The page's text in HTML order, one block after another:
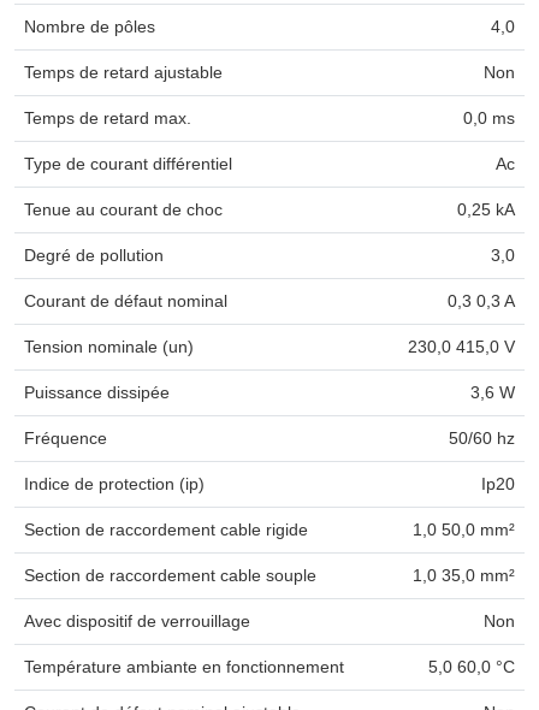
Nombre de pôles 4,0
Temps de retard ajustable Non
Temps de retard max. 0,0 ms
Type de courant différentiel Ac
Tenue au courant de choc 0,25 kA
Degré de pollution 3,0
Courant de défaut nominal 0,3 0,3 A
Tension nominale (un) 230,0 415,0 V
Puissance dissipée 3,6 W
Fréquence 50/60 hz
Indice de protection (ip) Ip20
Section de raccordement cable rigide 1,0 50,0 mm²
Section de raccordement cable souple 1,0 35,0 mm²
Avec dispositif de verrouillage Non
Température ambiante en fonctionnement 5,0 60,0 °C